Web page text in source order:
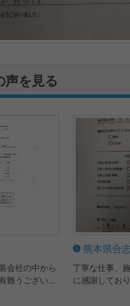
声を見る
会社の中から
難うござい...
熊本県合
丁寧な仕事、
に感謝してお